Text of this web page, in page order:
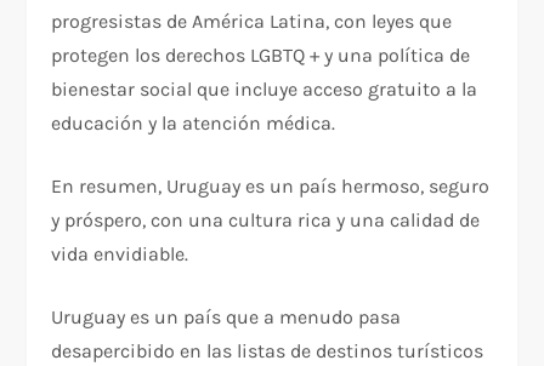
progresistas de América Latina, con leyes que
protegen los derechos LGBTQ + y una política de
bienestar social que incluye acceso gratuito a la
educación y la atención médica.
En resumen, Uruguay es un país hermoso, seguro
y próspero, con una cultura rica y una calidad de
vida envidiable.
Uruguay es un país que a menudo pasa
desapercibido en las listas de destinos turísticos